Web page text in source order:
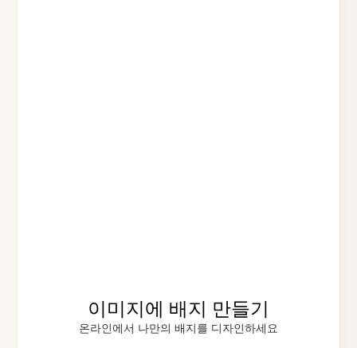
이미지에 배지 만들기
온라인에서 나만의 배지를 디자인하세요